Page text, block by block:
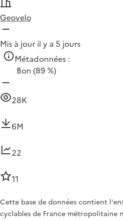
Geovelo
Mis à jour il y a 5 jours
Métadonnées :
Bon (89 %)
28K
6M
22
11
Cette base de données contient
cyclables de France métropolitaine